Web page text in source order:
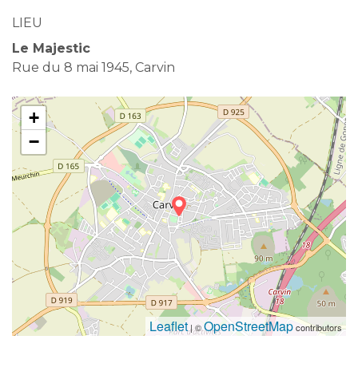
LIEU
Le Majestic
Rue du 8 mai 1945, Carvin
+
−
Leaflet| ©OpenStreetMapcontributors